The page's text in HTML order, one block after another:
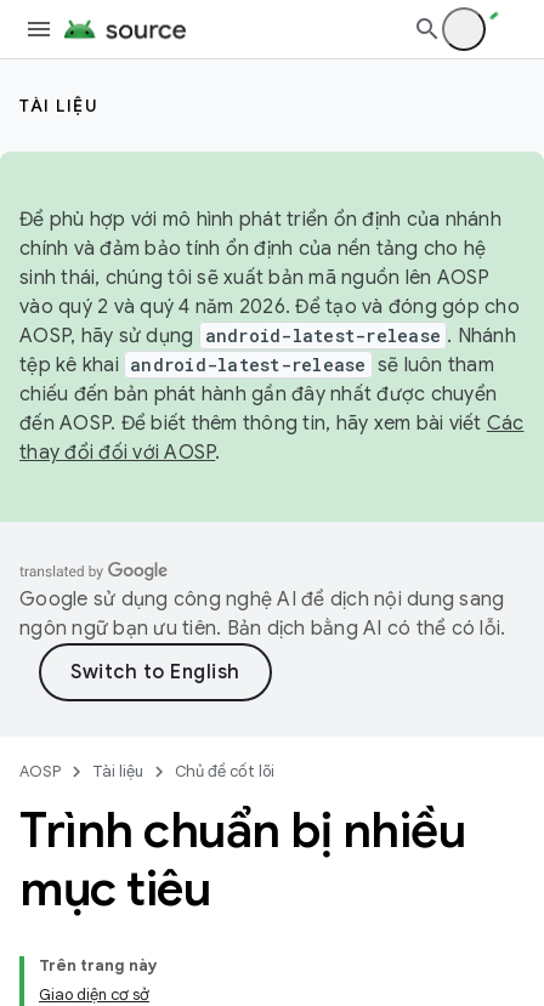
TÀI LIỆU
Để phù hợp với mô hình phát triển ổn định của nhánh
chính và đảm bảo tính ổn định của nền tảng cho hệ
sinh thái, chúng tôi sẽ xuất bản mã nguồn lên AOSP
vào quý 2 và quý 4 năm 2026. Để tạo và đóng góp cho
AOSP, hãy sử dụng
android-latest-release . Nhánh
tệp kê khai android-latest-release sẽ luôn tham
chiếu đến bản phát hành gần đây nhất được chuyển
đến AOSP. Để biết thêm thông tin, hãy xem bài viết Các
thay đổi đối với AOSP.
Google sử dụng công nghệ AI để dịch nội dung sang
ngôn ngữ bạn ưu tiên. Bản dịch bằng AI có thể có lỗi.
AOSP Tài liệu Chủ đề cốt lõi
Trình chuẩn bị nhiều
mục tiêu
Trên trang này
Giao diện cơ sở